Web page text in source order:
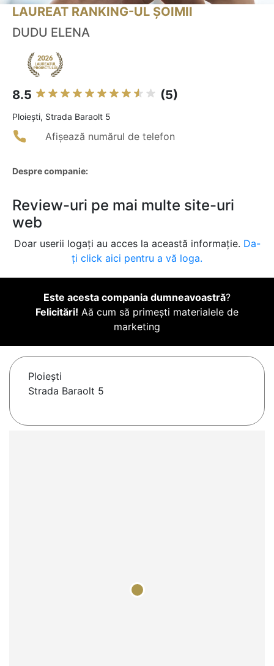
LAUREAT RANKING-UL ȘOIMII
DUDU ELENA
8.5 (5)
Ploieşti, Strada Baraolt 5
Afișează numărul de telefon
Despre companie:
Review-uri pe mai multe site-uri
web
Doar userii logați au acces la această informație. Da-
ți click aici pentru a vă loga.
Este acesta compania dumneavoastră?
Felicitări! Aă cum să primești materialele de
marketing
Ploieşti
Strada Baraolt 5